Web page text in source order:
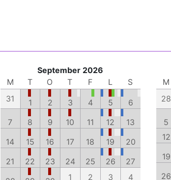
September 2026
M
T O T F L
S
31
1 2 3 4 5
6
7
8 9 10 11 12
13
14
15 16 17 18 19
20
21
22 23 24 25 26
27
1 2 3 4
M
28
5
12
19
26